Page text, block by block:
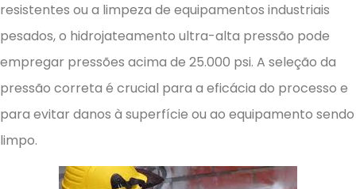
resistentes ou a limpeza de equipamentos industriais
pesados, o hidrojateamento ultra-alta pressão pode
empregar pressões acima de 25.000 psi. A seleção da
pressão correta é crucial para a eficácia do processo e
para evitar danos à superfície ou ao equipamento sendo
limpo.